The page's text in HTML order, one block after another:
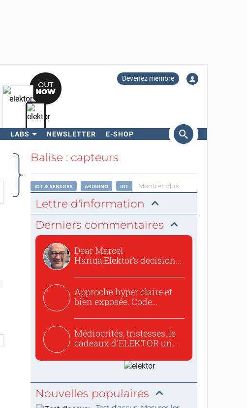
Devenez membre
LABS NEWSLETTER E-SHOP
RechercherBalise : capteurs
IOT & SENSORS ARDUINO IOT Montrer plus
Lettre d'information
Derniers commentaires
Dear Marcel
Hariga,Elektor’s decision
Approche hyper claire et
bien exposée. Code
Médiocrités, tristesses, le
cadeaux d'ELEKTOR un
Nouvelles populaires